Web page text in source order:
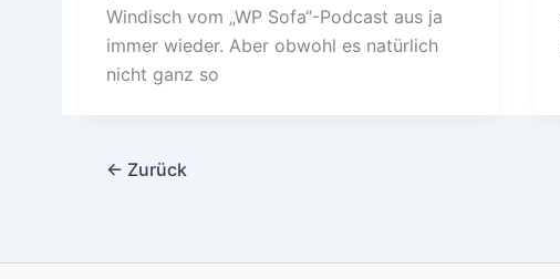
Windisch vom „WP Sofa“-Podcast aus ja
immer wieder. Aber obwohl es natürlich
nicht ganz so
← Zurück